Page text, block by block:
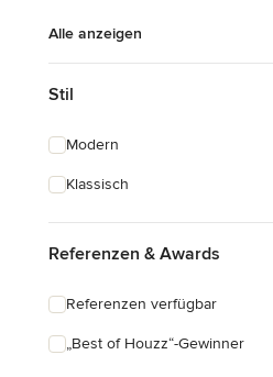
Alle anzeigen
Stil
Modern
Klassisch
Referenzen & Awards
Referenzen verfügbar
„Best of Houzz“-Gewinner